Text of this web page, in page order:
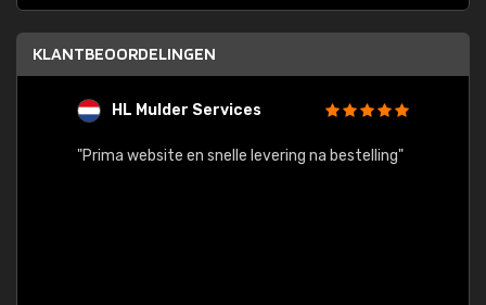
KLANTBEOORDELINGEN
HL Mulder Services
"Prima website en snelle levering na bestelling"